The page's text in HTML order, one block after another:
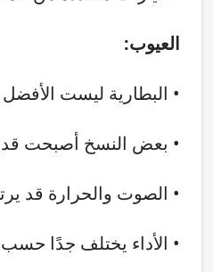
العيوب:
• البطارية ليست
• بعض النسخ أصبحت قديمة
• الصوت والحرارة قد
• الأداء يختلف جدًا